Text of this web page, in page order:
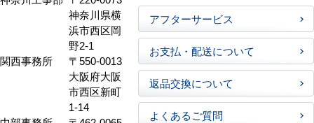
神奈川県横
浜市西区岡
野2-1
関西事務所
〒550-0013
大阪府大阪
市西区新町
1-14
アフターサービス
お支払・配送について
返品交換について
よくあるご質問